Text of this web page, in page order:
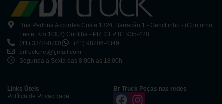
Rua Pedrina Accordes Costa 1320, Barracão 1 - Ganchinho - (Contorno
Leste, Km 109,8) Curitiba - PR, CEP 81.935-420
(41) 3348-0700
(41) 98706-4349
brtruck.net@gmail.com
Segunda a Sexta das 8:00h as 18:00h
Links Úteis
Política de Privacidade
Br Truck Peças nas redes